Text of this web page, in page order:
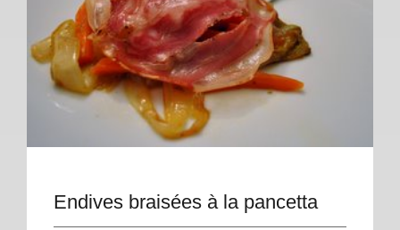
Endives braisées à la pancetta